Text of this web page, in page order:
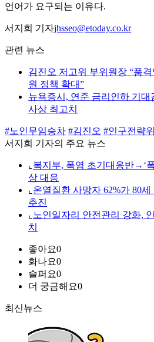
언어가 요구되는 이유다.
서지희 기자jhsseo@etoday.co.kr
관련 뉴스
김진오 저고위 부위원장 “품
원 정책 확대”
뉴욕증시, 연준 금리인하 기대
사상 최고치
#노인무임승차 #김진오 #인구전략
서지희 기자의 주요 뉴스
⌞ 복지부, 폭염 초기대응반→‘
상 대응
⌞ 온열질환 사망자 62%가 80
추진
⌞ 노인일자리 안전관리 강화,
치
좋아요0
화나요0
슬퍼요0
더 궁금해요0
최신뉴스